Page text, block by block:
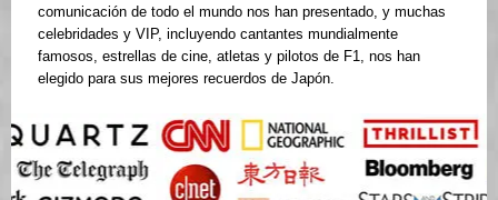
comunicación de todo el mundo nos han presentado, y muchas
celebridades y VIP, incluyendo cantantes mundialmente
famosos, estrellas de cine, atletas y pilotos de F1, nos han
elegido para sus mejores recuerdos de Japón.